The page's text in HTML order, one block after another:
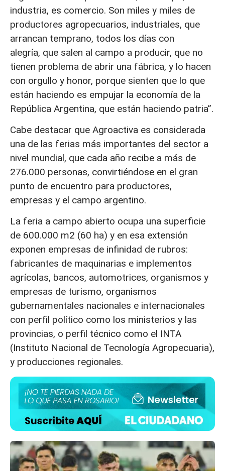
industria, es comercio. Son miles y miles de
productores agropecuarios, industriales, que
arrancan temprano, todos los días con
alegría, que salen al campo a producir, que no
tienen problema de abrir una fábrica, y lo hacen
con orgullo y honor, porque sienten que lo que
están haciendo es empujar la economía de la
República Argentina, que están haciendo patria”.
Cabe destacar que Agroactiva es considerada
una de las ferias más importantes del sector a
nivel mundial, que cada año recibe a más de
276.000 personas, convirtiéndose en el gran
punto de encuentro para productores,
empresas y el campo argentino.
La feria a campo abierto ocupa una superficie
de 600.000 m2 (60 ha) y en esa extensión
exponen empresas de infinidad de rubros:
fabricantes de maquinarias e implementos
agrícolas, bancos, automotrices, organismos y
empresas de turismo, organismos
gubernamentales nacionales e internacionales
con perfil político como los ministerios y las
provincias, o perfil técnico como el INTA
(Instituto Nacional de Tecnología Agropecuaria),
y producciones regionales.